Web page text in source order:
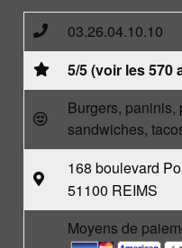
03.26.04.10.10
5/5 (voir les 570
Burgers, paninis,
sandwiches,
168 boulevard
51100 REIMS
Moyens de